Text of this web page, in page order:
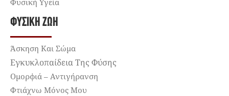
ΦΥΣΙΚΉ ΖΩΉ
Άσκηση Και Σώμα
Εγκυκλοπαίδεια Της Φύσης
Ομορφιά – Αντιγήρανση
Φτιάχνω Μόνος Μου